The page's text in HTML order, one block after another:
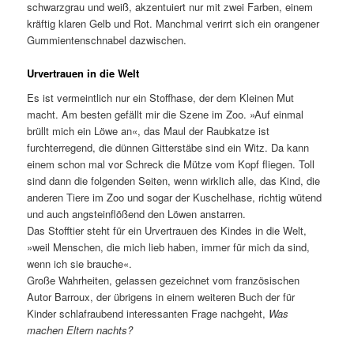
schwarzgrau und weiß, akzentuiert nur mit zwei Farben, einem
kräftig klaren Gelb und Rot. Manchmal verirrt sich ein orangener
Gummientenschnabel dazwischen.
Urvertrauen in die Welt
Es ist vermeintlich nur ein Stoffhase, der dem Kleinen Mut
macht. Am besten gefällt mir die Szene im Zoo. »Auf einmal
brüllt mich ein Löwe an«, das Maul der Raubkatze ist
furchterregend, die dünnen Gitterstäbe sind ein Witz. Da kann
einem schon mal vor Schreck die Mütze vom Kopf fliegen. Toll
sind dann die folgenden Seiten, wenn wirklich alle, das Kind, die
anderen Tiere im Zoo und sogar der Kuschelhase, richtig wütend
und auch angsteinflößend den Löwen anstarren.
Das Stofftier steht für ein Urvertrauen des Kindes in die Welt,
»weil Menschen, die mich lieb haben, immer für mich da sind,
wenn ich sie brauche«.
Große Wahrheiten, gelassen gezeichnet vom französischen
Autor Barroux, der übrigens in einem weiteren Buch der für
Kinder schlafraubend interessanten Frage nachgeht, Was
machen Eltern nachts?